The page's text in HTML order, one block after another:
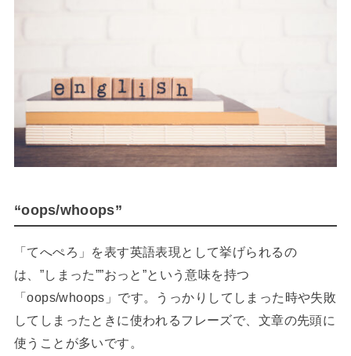
“oops/whoops”
「てへぺろ」を表す英語表現として挙げられるの
は、”しまった””おっと”という意味を持つ
「oops/whoops」です。うっかりしてしまった時や失敗
してしまったときに使われるフレーズで、文章の先頭に
使うことが多いです。